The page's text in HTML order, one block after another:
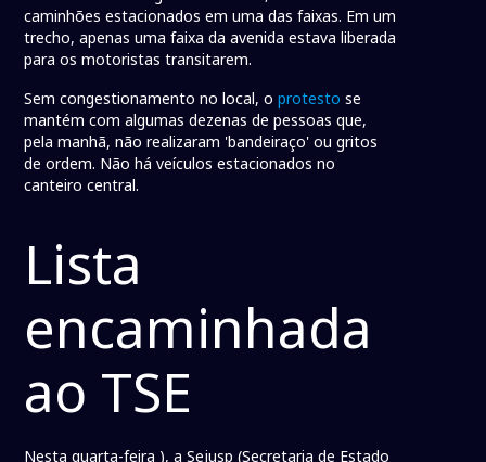
caminhões estacionados em uma das faixas. Em um
trecho, apenas uma faixa da avenida estava liberada
para os motoristas transitarem.
Sem congestionamento no local, oprotesto se
mantém com algumas dezenas de pessoas que,
pela manhã, não realizaram 'bandeiraço' ou gritos
de ordem. Não há veículos estacionados no
canteiro central.
Lista
encaminhada
ao TSE
Nesta quarta-feira ), a Sejusp (Secretaria de Estado